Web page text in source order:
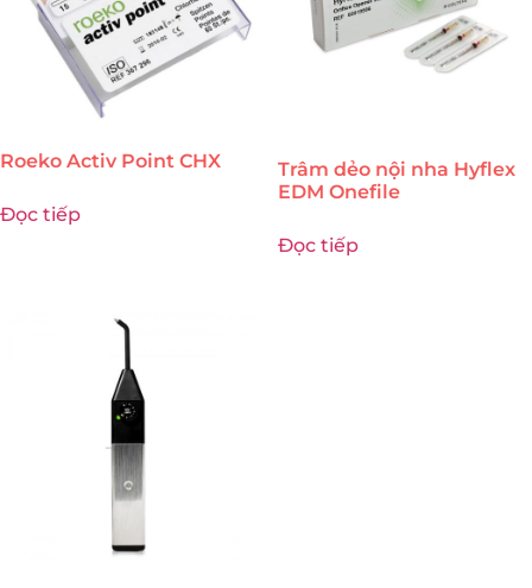
Roeko Activ Point CHX
Đọc tiếp
Trâm dẻo nội nha Hyflex
EDM Onefile
Đọc tiếp